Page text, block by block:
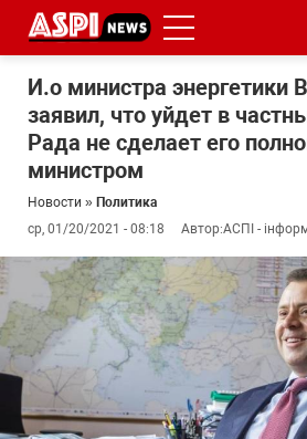
И.о министра энергетики
заявил, что уйдет в
Рада не сделает его
министром
Новости » Политика
ср, 01/20/2021 - 08:18
Автор:АСПІ -
з
корупцією